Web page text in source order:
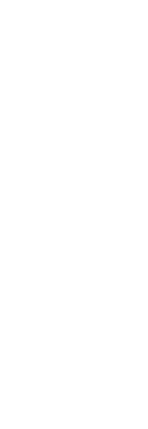
y
la
en la